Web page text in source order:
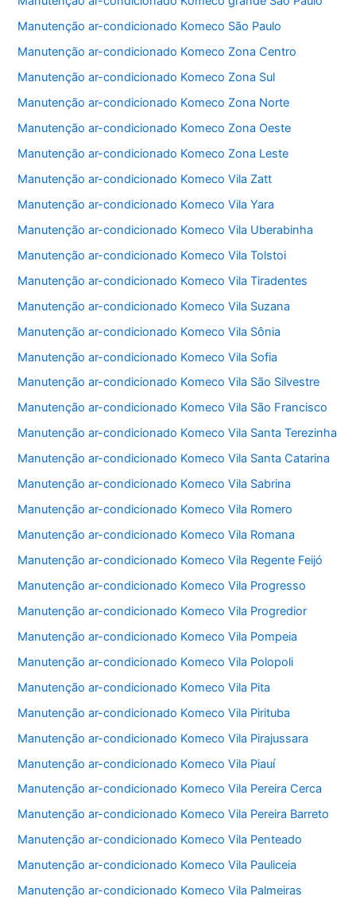
o
o
k
p
p
Manutenção ar-condicionado Komeco São Paulo
Manutenção ar-condicionado Komeco Zona Centro
Manutenção ar-condicionado Komeco Zona Sul
Manutenção ar-condicionado Komeco Zona Norte
Manutenção ar-condicionado Komeco Zona Oeste
Manutenção ar-condicionado Komeco Zona Leste
Manutenção ar-condicionado Komeco Vila Zatt
Manutenção ar-condicionado Komeco Vila Yara
Manutenção ar-condicionado Komeco Vila Uberabinha
Manutenção ar-condicionado Komeco Vila Tolstoi
Manutenção ar-condicionado Komeco Vila Tiradentes
Manutenção ar-condicionado Komeco Vila Suzana
Manutenção ar-condicionado Komeco Vila Sônia
Manutenção ar-condicionado Komeco Vila Sofia
Manutenção ar-condicionado Komeco Vila São Silvestre
Manutenção ar-condicionado Komeco Vila São Francisco
Manutenção ar-condicionado Komeco Vila Santa Terezinha
Manutenção ar-condicionado Komeco Vila Santa Catarina
Manutenção ar-condicionado Komeco Vila Sabrina
Manutenção ar-condicionado Komeco Vila Romero
Manutenção ar-condicionado Komeco Vila Romana
Manutenção ar-condicionado Komeco Vila Regente Feijó
Manutenção ar-condicionado Komeco Vila Progresso
Manutenção ar-condicionado Komeco Vila Progredior
Manutenção ar-condicionado Komeco Vila Pompeia
Manutenção ar-condicionado Komeco Vila Polopoli
Manutenção ar-condicionado Komeco Vila Pita
Manutenção ar-condicionado Komeco Vila Pirituba
Manutenção ar-condicionado Komeco Vila Pirajussara
Manutenção ar-condicionado Komeco Vila Piauí
Manutenção ar-condicionado Komeco Vila Pereira Cerca
Manutenção ar-condicionado Komeco Vila Pereira Barreto
Manutenção ar-condicionado Komeco Vila Penteado
Manutenção ar-condicionado Komeco Vila Pauliceia
Manutenção ar-condicionado Komeco Vila Palmeiras